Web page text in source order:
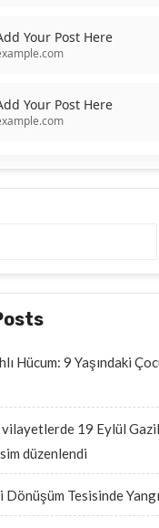
Your Post Here
Your Post Here
Hücum: 9 Yaşındaki
19 Eylül
düzenlendi
Dönüşüm Tesisinde